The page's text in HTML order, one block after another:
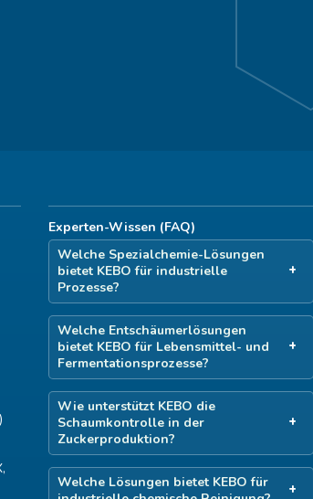
Experten-Wissen (FAQ)
Welche Spezialchemie-Lösungen
bietet KEBO für industrielle
Prozesse?
Welche Entschäumerlösungen
bietet KEBO für Lebensmittel- und
Fermentationsprozesse?
Wie unterstützt KEBO die
Schaumkontrolle in der
Zuckerproduktion?
Welche Lösungen bietet KEBO für